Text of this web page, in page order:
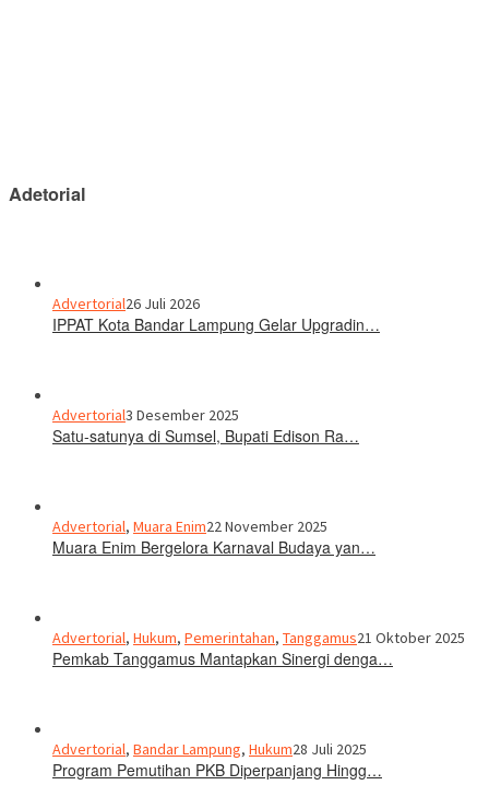
Adetorial
Advertorial26 Juli 2026
IPPAT Kota Bandar Lampung Gelar Upgradin…
Advertorial3 Desember 2025
Satu-satunya di Sumsel, Bupati Edison Ra…
Advertorial, Muara Enim22 November 2025
Muara Enim Bergelora Karnaval Budaya yan…
Advertorial, Hukum, Pemerintahan, Tanggamus21 Oktober 2025
Pemkab Tanggamus Mantapkan Sinergi denga…
Advertorial, Bandar Lampung, Hukum28 Juli 2025
Program Pemutihan PKB Diperpanjang Hingg…